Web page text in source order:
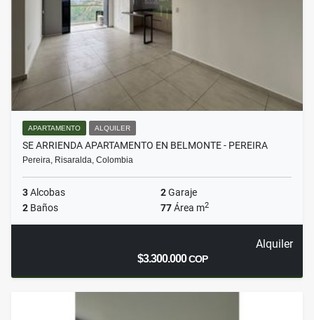
APARTAMENTO ALQUILER
SE ARRIENDA APARTAMENTO EN BELMONTE - PEREIRA
Pereira, Risaralda, Colombia
3Alcobas 2Garaje
2 Baños 77Área m2
Alquiler
$3.300.000COP